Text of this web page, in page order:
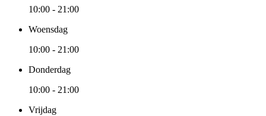
10:00 - 21:00
Woensdag
10:00 - 21:00
Donderdag
10:00 - 21:00
Vrijdag